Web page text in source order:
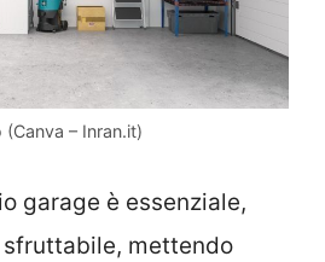
– Inran.it)
garage è essenziale,
mettendo